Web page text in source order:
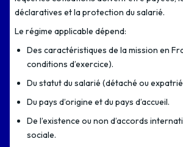
déclaratives et la protection du salarié.
Le régime applicable dépend:
Des caractéristiques de la mission en
conditions d’exercice).
Du statut du salarié (détaché ou
Du pays d’origine et du pays d’accueil.
De l’existence ou non d’accords
sociale.